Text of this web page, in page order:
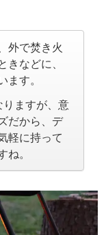
外で焚き火
などに、
す。
ますが、意
だから、デ
軽に持って
。